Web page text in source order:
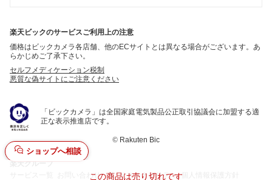
この商品は売り切れです
ショップへ相談
楽天ビックのサービスご利用上の注意
価格はビックカメラ各店舗、他のECサイトとは異なる場合がございます。あ
らかじめご了承下さい。
セルフメディケーション税制
悪質な偽サイトにご注意ください
「ビックカメラ」は全国家庭電気製品公正取引協議会に加盟する適
正な表示推進店です。
© Rakuten Bic
楽天グループ
お問い合わせ一覧 サステナビリティ 個人情報保護方針